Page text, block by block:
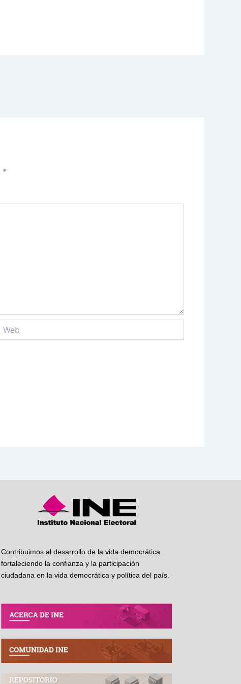
*
Contribuimos al desarrollo de la vida democrática
fortaleciendo la confianza y la participación
ciudadana en la vida democrática y política del país.